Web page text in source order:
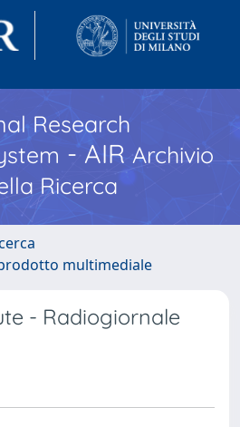
Research
- AIR Archivio
Ricerca
multimediale
- Radiogiornale